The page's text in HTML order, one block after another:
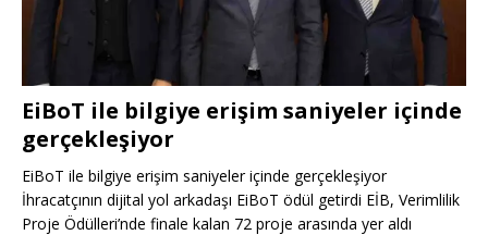
EiBoT ile bilgiye erişim saniyeler içinde
gerçekleşiyor
EiBoT ile bilgiye erişim saniyeler içinde gerçekleşiyor
İhracatçının dijital yol arkadaşı EiBoT ödül getirdi EİB, Verimlilik
Proje Ödülleri’nde finale kalan 72 proje arasında yer aldı